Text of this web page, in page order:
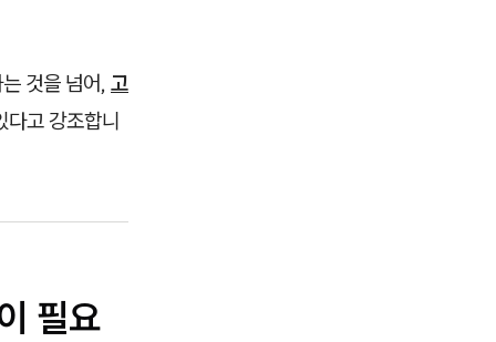
것을 넘어, 고
다고 강조합니
필요